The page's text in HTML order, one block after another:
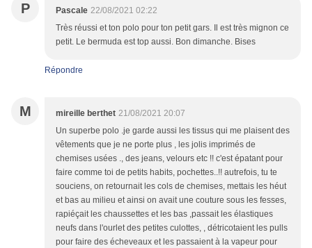
P Pascale 22/08/2021 02:22
Très réussi et ton polo pour ton petit gars. Il est très mignon ce
petit. Le bermuda est top aussi. Bon dimanche. Bises
Répondre
M mireille berthet 21/08/2021 20:07
Un superbe polo .je garde aussi les tissus qui me plaisent des
vêtements que je ne porte plus , les jolis imprimés de
chemises usées ., des jeans, velours etc !! c'est épatant pour
faire comme toi de petits habits, pochettes..!! autrefois, tu te
souciens, on retournait les cols de chemises, mettais les héut
et bas au milieu et ainsi on avait une couture sous les fesses,
rapiéçait les chaussettes et les bas ,passait les élastiques
neufs dans l'ourlet des petites culottes, , détricotaient les pulls
pour faire des écheveaux et les passaient à la vapeur pour